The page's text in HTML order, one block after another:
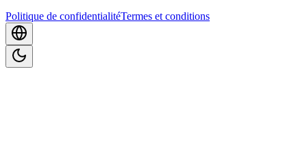
Politique de confidentialitéTermes et conditions